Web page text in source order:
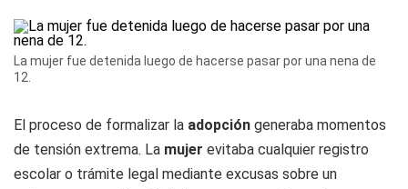
La mujer fue detenida luego de hacerse pasar por una nena de
12.
El proceso de formalizar la adopción generaba momentos
de tensión extrema. La mujer evitaba cualquier registro
escolar o trámite legal mediante excusas sobre un